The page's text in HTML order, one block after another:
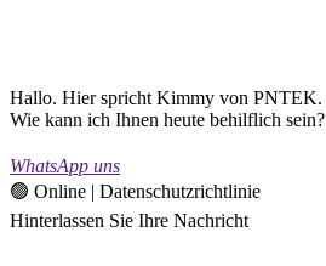
Hallo. Hier spricht Kimmy von PNTEK.
Wie kann ich Ihnen heute behilflich sein?
WhatsApp uns
🟢 Online | Datenschutzrichtlinie
Hinterlassen Sie Ihre Nachricht